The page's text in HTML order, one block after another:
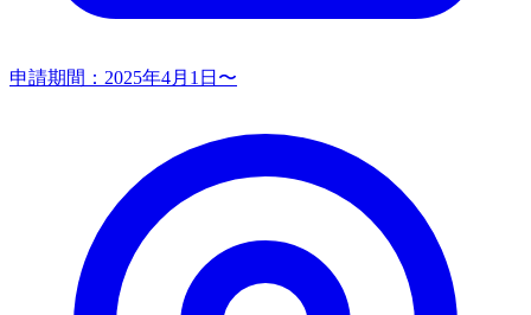
申請期間： 2025年4月1日〜